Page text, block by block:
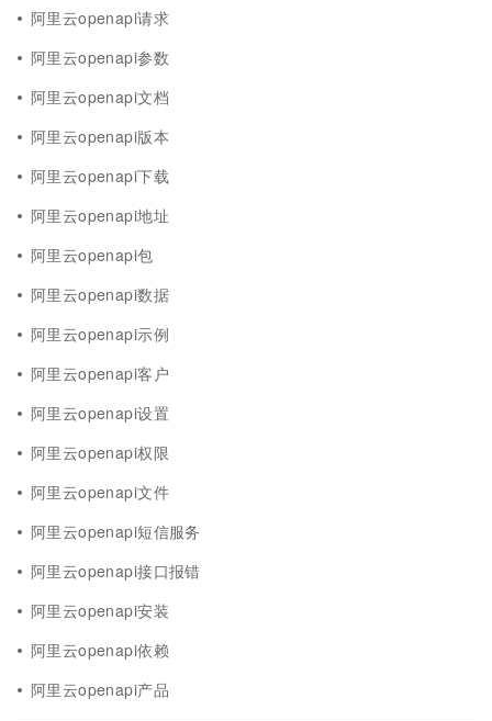
阿里云openapi请求
阿里云openapi参数
阿里云openapi文档
阿里云openapi版本
阿里云openapi下载
阿里云openapi地址
阿里云openapi包
阿里云openapi数据
阿里云openapi示例
阿里云openapi客户
阿里云openapi设置
阿里云openapi权限
阿里云openapi文件
阿里云openapi短信服务
阿里云openapi接口报错
阿里云openapi安装
阿里云openapi依赖
阿里云openapi产品